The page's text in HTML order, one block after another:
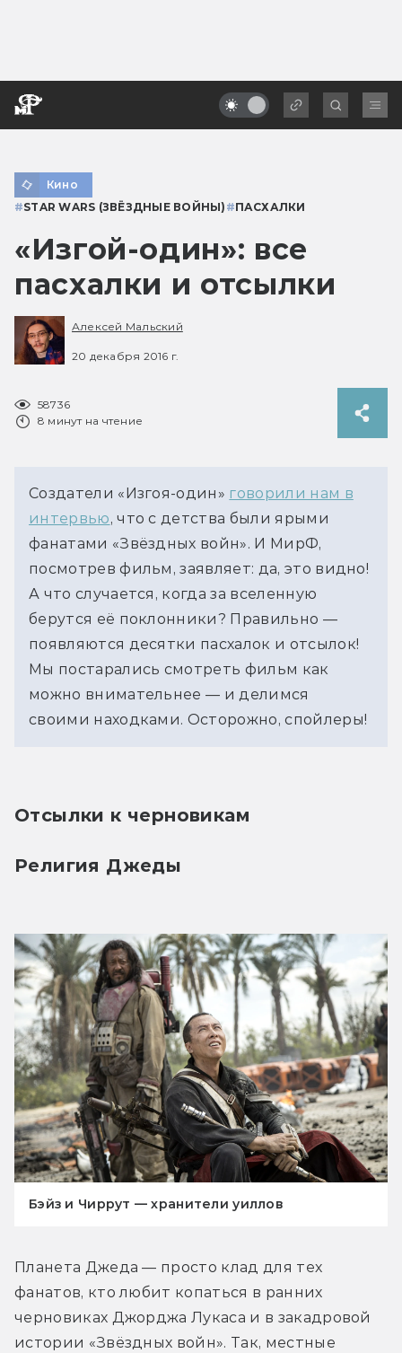
Кино
#STAR WARS (ЗВЁЗДНЫЕ ВОЙНЫ) #ПАСХАЛКИ
«Изгой-один»: все
пасхалки и отсылки
Алексей Мальский
20 декабря 2016 г.
58736
8 минут на чтение
Создатели «Изгоя-один» говорили нам в
интервью, что с детства были ярыми
фанатами «Звёздных войн». И МирФ,
посмотрев фильм, заявляет: да, это видно!
А что случается, когда за вселенную
берутся её поклонники? Правильно —
появляются десятки пасхалок и отсылок!
Мы постарались смотреть фильм как
можно внимательнее — и делимся
своими находками. Осторожно, спойлеры!
Отсылки к черновикам
Религия Джеды
Бэйз и Чиррут — хранители уиллов
Планета Джеда — просто клад для тех
фанатов, кто любит копаться в ранних
черновиках Джорджа Лукаса и в закадровой
истории «Звёздных войн». Так, местные